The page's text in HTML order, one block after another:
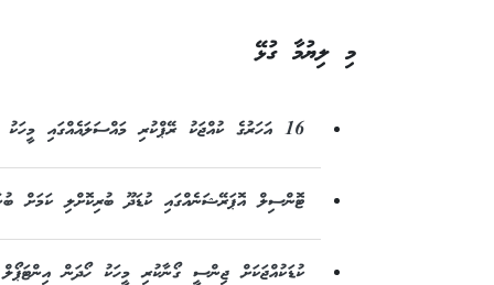
މި ލިޔުމާ ގުޅޭ
16 އަހަރުގެ ކުއްޖަކު ރޭޕްކުރި މައްސަލައެއްގައި މީހަކު ޝަރީއަތް ނިމެންދެން ބަންދުކޮށްފި
ޓޮންސިލް އޮޕަރޭޝަނެއްގައި ކުޑަދޫ ބުރިކޮށްލި ކަމަށް
ކުޑަކުއްޖަކަށް ޖިންސީ ގޯނާކުރި މީހަކު ހޯދަން